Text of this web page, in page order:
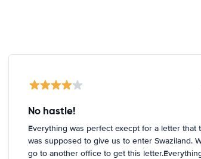
No hastle!
Everything was perfect execpt for a letter that
was supposed to give us to enter Swaziland.
go to another office to get this